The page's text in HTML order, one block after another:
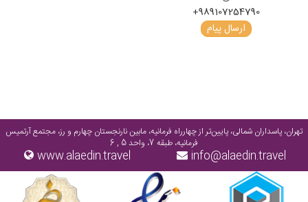
+989107254790
ارسال پیام
تهران، پاسداران شمالی، پایین‌تر از چهارراه فرمانیه، مابین نارنجستان چهارم و رز، مجتمع آرتمیس
فرمانیه، طبقه 7، واحد 5 , 6
info@alaedin.travel
www.alaedin.travel